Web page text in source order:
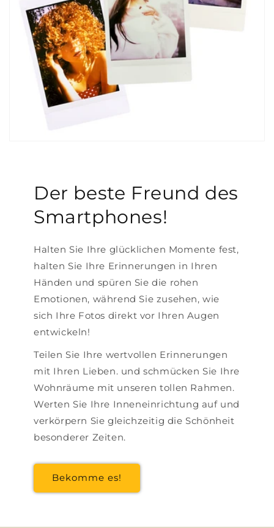
Der beste Freund des
Smartphones!
Halten Sie Ihre glücklichen Momente fest,
halten Sie Ihre Erinnerungen in Ihren
Händen und spüren Sie die rohen
Emotionen, während Sie zusehen, wie
sich Ihre Fotos direkt vor Ihren Augen
entwickeln!
Teilen Sie Ihre wertvollen Erinnerungen
mit Ihren Lieben. und schmücken Sie Ihre
Wohnräume mit unseren tollen Rahmen.
Werten Sie Ihre Inneneinrichtung auf und
verkörpern Sie gleichzeitig die Schönheit
besonderer Zeiten.
Bekomme es!